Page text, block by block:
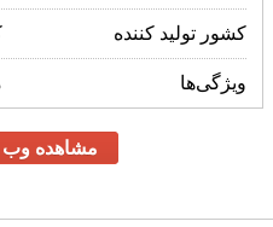
کشور تولید کننده
ویژگی‌ها
مشاهده وب